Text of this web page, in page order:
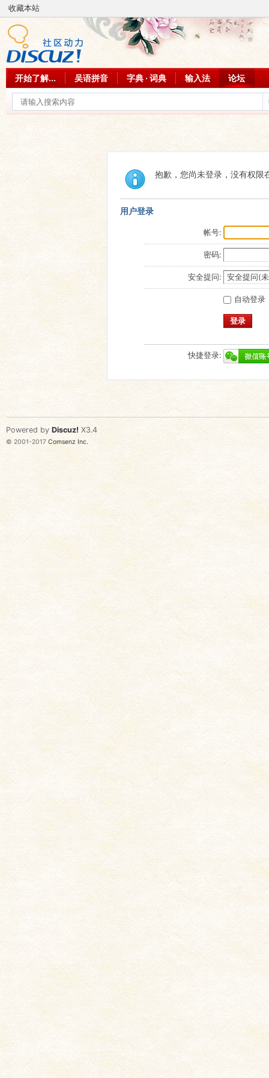
收藏本站
开始了解... 吴语拼音 字典 · 词典 输入法 论坛
抱歉，您尚未登录，没有权限
用户登录
帐号:
密码:
安全提问:
自动登录
登录
快捷登录:
Powered by Discuz! X3.4
© 2001-2017 Comsenz Inc.